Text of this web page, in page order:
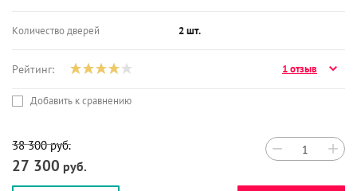
Количество дверей 2 шт.
Рейтинг: 1 отзыв
Добавить к сравнению
38 300руб.
27 300 руб.
− +